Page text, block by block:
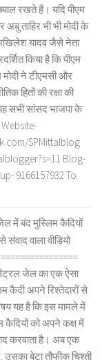
रखते हैं। यदि पीएम
ताहिर भी भी मोदी के
अखिलेश यादव जैसे नेता
किया है कि पीएम
मोदी ने टीएमसी और
हितों की रक्षा की
सभी सांसद भाजपा के
Website-
SPMittalblog
Blog-
9166157932 To
में बंद मुस्लिम कैदियों
वाला वीडियो
जेल का एक ऐसा
कैदी अपने रिश्तेदारों से
यह है कि इस मामले में
कैदियों को अपने कक्ष में
करवाता है। अब एक
उसका बेटा तौफीक चिश्ती